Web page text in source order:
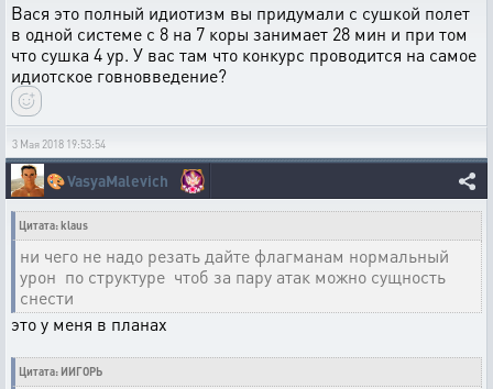
Вася это полный идиотизм вы придумали с сушкой полет
в одной системе с 8 на 7 коры занимает 28 мин и при том
что сушка 4 ур. У вас там что конкурс проводится на самое
идиотское говновведение?
3 Мая 2018 19:53:54
🎨VasyaMalevich
Цитата: klaus
ни чего не надо резать дайте флагманам нормальный
урон по структуре чтоб за пару атак можно сущность
снести
это у меня в планах
Цитата: ИИГОРЬ